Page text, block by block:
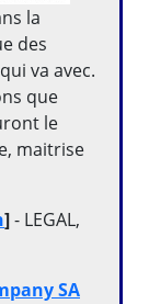
la
des
va avec.
que
le
maitrise
]- LEGAL,
SA